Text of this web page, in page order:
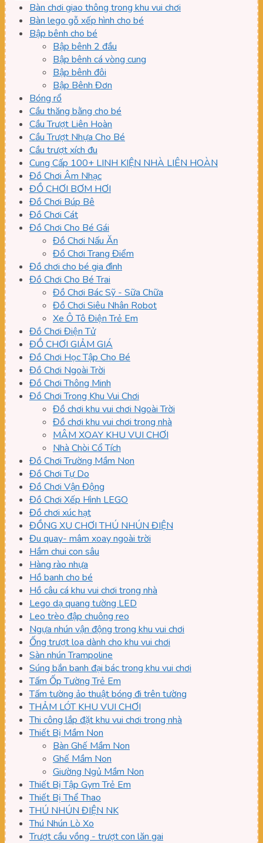
Bàn chơi giao thông trong khu vui chơi
Bàn lego gỗ xếp hình cho bé
Bập bênh cho bé
Bập bênh 2 đầu
Bập bênh cá vòng cung
Bập bênh đôi
Bập Bênh Đơn
Bóng rổ
Cầu thăng bằng cho bé
Cầu Trượt Liên Hoàn
Cầu Trượt Nhựa Cho Bé
Cầu trượt xích đu
Cung Cấp 100+ LINH KIỆN NHÀ LIÊN HOÀN
Đồ Chơi Âm Nhạc
ĐỒ CHƠI BƠM HƠI
Đồ Chơi Búp Bê
Đồ Chơi Cát
Đồ Chơi Cho Bé Gái
Đồ Chơi Nấu Ăn
Đồ Chơi Trang Điểm
Đồ chơi cho bé gia đình
Đồ Chơi Cho Bé Trai
Đồ Chơi Bác Sỹ - Sữa Chữa
Đồ Chơi Siêu Nhân Robot
Xe Ô Tô Điện Trẻ Em
Đồ Chơi Điện Tử
ĐỒ CHƠI GIẢM GIÁ
Đồ Chơi Học Tập Cho Bé
Đồ Chơi Ngoài Trời
Đồ Chơi Thông Minh
Đồ Chơi Trong Khu Vui Chơi
Đồ chơi khu vui chơi Ngoài Trời
Đồ chơi khu vui chơi trong nhà
MÂM XOAY KHU VUI CHƠI
Nhà Chòi Cổ Tích
Đồ Chơi Trường Mầm Non
Đồ Chơi Tự Do
Đồ Chơi Vận Động
Đồ Chơi Xếp Hình LEGO
Đồ chơi xúc hạt
ĐỒNG XU CHƠI THÚ NHÚN ĐIỆN
Đu quay- mâm xoay ngoài trời
Hầm chui con sâu
Hàng rào nhựa
Hồ banh cho bé
Hồ câu cá khu vui chơi trong nhà
Lego dạ quang tường LED
Leo trèo đập chuông reo
Ngựa nhún vận động trong khu vui chơi
Ống trượt loa dành cho khu vui chơi
Sàn nhún Trampoline
Súng bắn banh đại bác trong khu vui chơi
Tấm Ốp Tường Trẻ Em
Tấm tường ảo thuật bóng đi trên tường
THẢM LÓT KHU VUI CHƠI
Thi công lắp đặt khu vui chơi trong nhà
Thiết Bị Mầm Non
Bàn Ghế Mầm Non
Ghế Mầm Non
Giường Ngủ Mầm Non
Thiết Bị Tập Gym Trẻ Em
Thiết Bị Thể Thao
THÚ NHÚN ĐIỆN NK
Thú Nhún Lò Xo
Trượt cầu vồng - trượt con lăn gai